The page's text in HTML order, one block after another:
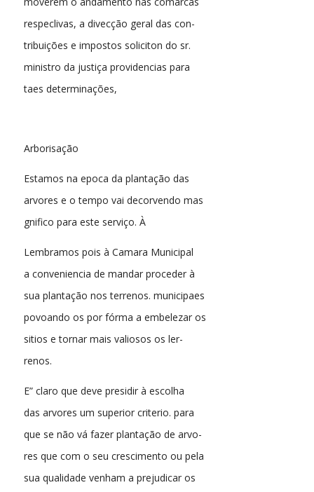
respeclivas, a divecção geral das con-
tribuições e impostos soliciton do sr.
ministro da justiça providencias para
taes determinações,
Arborisação
Estamos na epoca da plantação das
arvores e o tempo vai decorvendo mas
gnifico para este serviço. À
Lembramos pois à Camara Municipal
a conveniencia de mandar proceder à
sua plantação nos terrenos. municipaes
povoando os por fórma a embelezar os
sitios e tornar mais valiosos os ler-
renos.
E” claro que deve presidir à escolha
das arvores um superior criterio. para
que se não vá fazer plantação de arvo-
res que com o seu crescimento ou pela
sua qualidade venham a prejudicar os